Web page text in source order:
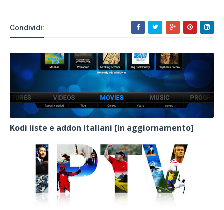
Condividi:
Kodi liste e addon italiani [in aggiornamento]